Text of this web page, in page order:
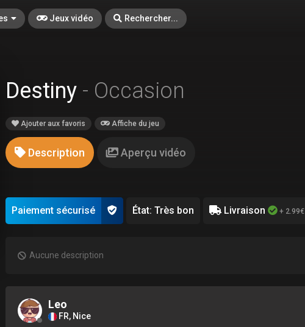
Jeux vidéo Rechercher...
Destiny - Occasion
Ajouter aux favoris Affiche du jeu
Description Aperçu vidéo
Paiement sécurisé État: Très bon Livraison + 2.99€
Aucune description
Leo
FR, Nice